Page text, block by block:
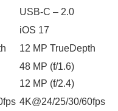
USB-C – 2.0
iOS 17
12 MP TrueDepth
48 MP (f/1.6)
12 MP (f/2.4)
4K@24/25/30/60fps